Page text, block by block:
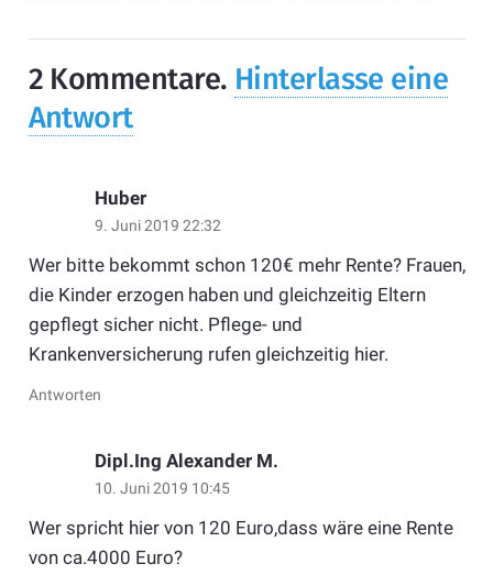
2 Kommentare. Hinterlasse eine
Antwort
Huber
9. Juni 2019 22:32
Wer bitte bekommt schon 120€ mehr Rente? Frauen,
die Kinder erzogen haben und gleichzeitig Eltern
gepflegt sicher nicht. Pflege- und
Krankenversicherung rufen gleichzeitig hier.
Antworten
Dipl.Ing Alexander M.
10. Juni 2019 10:45
Wer spricht hier von 120 Euro,dass wäre eine Rente
von ca.4000 Euro?